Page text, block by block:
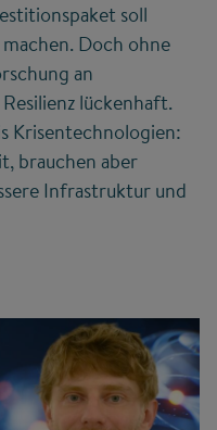
soll
Doch ohne
an
lückenhaft.
Krisentechnologien:
brauchen aber
Infrastruktur und